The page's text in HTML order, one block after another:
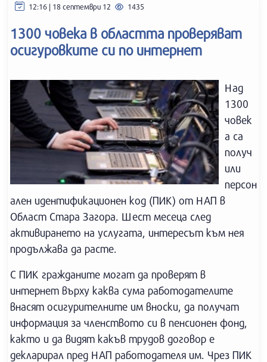
12:16 | 18 септември 12 1435
1300 човека в областта проверяват
осигуровките си по интернет
Над
1300
човек
а са
получ
или
персон
ален идентификационен код (ПИК) от НАП в
Област Стара Загора. Шест месеца след
активирането на услугата, интересът към нея
продължава да расте.
С ПИК гражданите могат да проверят в
интернет върху каква сума работодателите
внасят осигурителните им вноски, да получат
информация за членството си в пенсионен фонд,
както и да видят какъв трудов договор е
декларирал пред НАП работодателя им. Чрез ПИК